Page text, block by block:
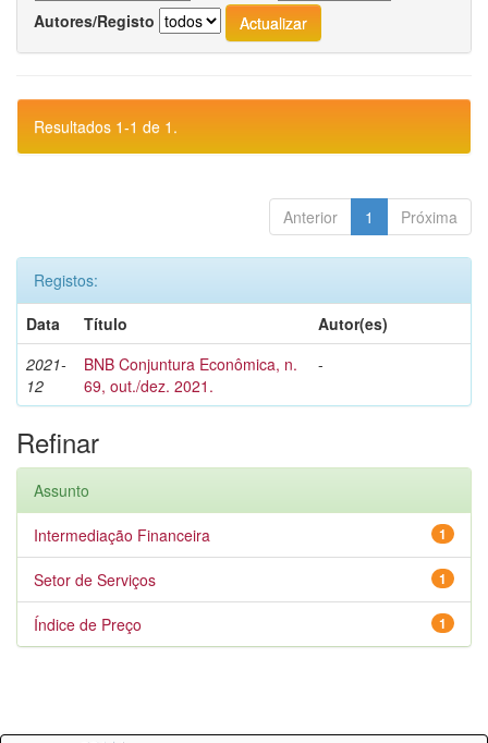
Autores/Registo
Resultados 1-1 de 1.
Anterior 1 Próxima
Registos:
Data
Título
Autor(es)
2021-
12
BNB Conjuntura Econômica, n.
69, out./dez. 2021.
-
Refinar
Assunto
1
Intermediação Financeira
1
Setor de Serviços
1
Índice de Preço